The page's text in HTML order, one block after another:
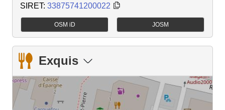
SIRET: 33875741200022
OSM iD JOSM
Exquis